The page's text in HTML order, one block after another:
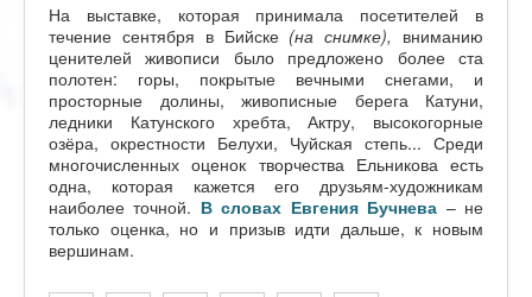
На выставке, которая принимала посетителей в
течение сентября в Бийске (на снимке), вниманию
ценителей живописи было предложено более ста
полотен: горы, покрытые вечными снегами, и
просторные долины, живописные берега Катуни,
ледники Катунского хребта, Актру, высокогорные
озёра, окрестности Белухи, Чуйская степь... Среди
многочисленных оценок творчества Ельникова есть
одна, которая кажется его друзьям-художникам
наиболее точной. В словах Евгения Бучнева – не
только оценка, но и призыв идти дальше, к новым
вершинам.